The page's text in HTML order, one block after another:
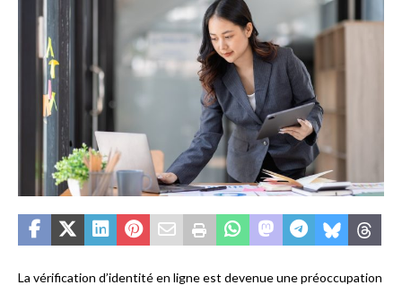
La vérification d’identité en ligne est devenue une préoccupation